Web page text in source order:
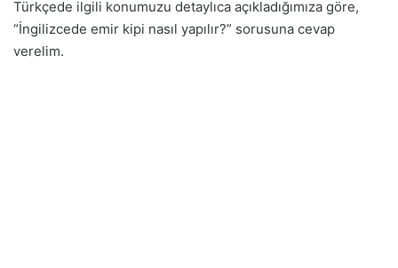
Türkçede ilgili konumuzu detaylıca açıkladığımıza göre,
“İngilizcede emir kipi nasıl yapılır?” sorusuna cevap
verelim.